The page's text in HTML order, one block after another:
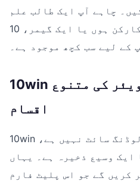
چاہے آپ ایک طالب علم
ہوں، ایک پیشہ ور کارکن ہوں یا ایک گیمر، 10win
کے لیے سب کچھ موجود ہے۔
10win پر دستیاب سافٹ ویئر کی متنوع
اقسام
10win صرف ایک عام ڈاؤن لوڈنگ سائٹ نہیں ہے،
ایک وسیع ذخیرہ ہے۔ یہاں
کریں گے جو اس پلیٹ فارم